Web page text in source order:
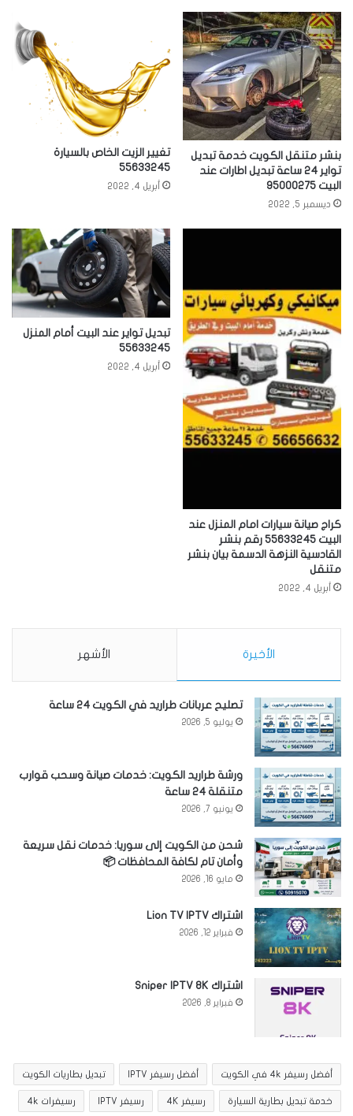
بنشر متنقل الكويت خدمة تبديل
تواير 24 ساعة تبديل اطارات عند
البيت 95000275
ديسمبر 5, 2022
تغيير الزيت الخاص بالسيارة
55633245
أبريل 4, 2022
كراج صيانة سيارات امام المنزل عند
البيت 55633245 رقم بنشر
القادسية النزهة الدسمة بيان بنشر
متنقل
أبريل 4, 2022
تبديل تواير عند البيت أمام المنزل
55633245
أبريل 4, 2022
الأخيرة الأشهر
تصليح عربانات طراريد في الكويت 24 ساعة
يوليو 5, 2026
ورشة طراريد الكويت: خدمات صيانة وسحب قوارب
متنقلة 24 ساعة
يونيو 7, 2026
شحن من الكويت إلى سوريا: خدمات نقل سريعة
وأمان تام لكافة المحافظات 📦
مايو 16, 2026
اشتراك Lion TV IPTV
فبراير 12, 2026
اشتراك Sniper IPTV 8K
فبراير 8, 2026
أفضل رسيفر 4k في الكويت أفضل رسيفر IPTV تبديل بطاريات الكويت
خدمة تبديل بطارية السيارة رسيفر 4K رسيفر IPTV رسيفرات 4k